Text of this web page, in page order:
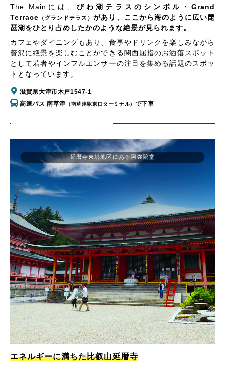
The Mainには、 びわ湖テラスのシンボル・Grand
Terrace （グランドテラス）があり、ここから海のように広い琵
琶湖をひとり占めしたかのような絶景が見られます。
カフェやダイニングもあり、食事やドリンクを楽しみながら
贅沢に絶景を楽しむことができる関西屈指のお洒落スポット
として若者やインフルエンサーの注目を集める話題のスポッ
トとなっています。
滋賀県大津市木戸1547-1
高速バス 南草津 （南草津駅東口ターミナル） で下車
延暦寺東塔地区にある阿弥陀堂
エネルギーに満ちた比叡山延暦寺